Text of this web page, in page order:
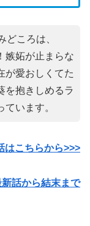
どころは、
嫉妬が止まらな
が愛おしくてた
を抱きしめるラ
います。
はこちらから>>>
話から結末まで